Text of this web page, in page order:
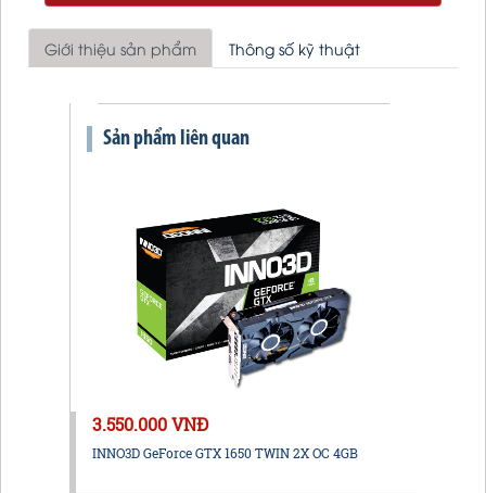
Giới thiệu sản phẩm Thông số kỹ thuật
Sản phẩm liên quan
3.550.000 VNĐ
INNO3D GeForce GTX 1650 TWIN 2X OC 4GB